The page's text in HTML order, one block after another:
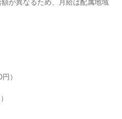
が異なるため、月給は配属地域
）